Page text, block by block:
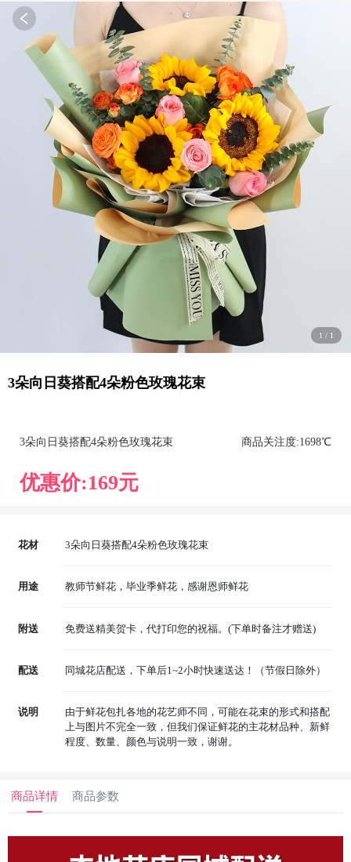
1 / 1
3朵向日葵搭配4朵粉色玫瑰花束
3朵向日葵搭配4朵粉色玫瑰花束 商品关注度:1698℃
优惠价:169元
花材 3朵向日葵搭配4朵粉色玫瑰花束
用途 教师节鲜花，毕业季鲜花，感谢恩师鲜花
附送 免费送精美贺卡，代打印您的祝福。(下单时备注才赠送)
配送 同城花店配送，下单后1~2小时快速送达！（节假日除外）
说明
由于鲜花包扎各地的花艺师不同，可能在花束的形式和搭配
上与图片不完全一致，但我们保证鲜花的主花材品种、新鲜
程度、数量、颜色与说明一致，谢谢。
商品详情 商品参数